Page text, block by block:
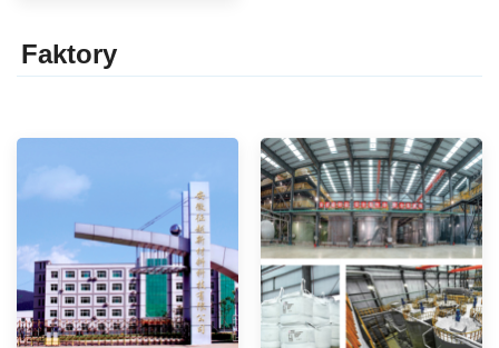
Faktory